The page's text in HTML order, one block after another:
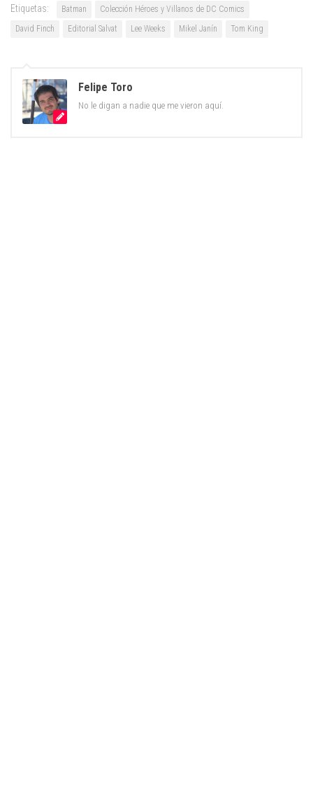
Etiquetas: Batman
Colección Héroes y Villanos de DC Comics
David Finch
Editorial Salvat Lee Weeks Mikel Janín Tom King
Felipe Toro
No le digan a nadie que me vieron aquí.